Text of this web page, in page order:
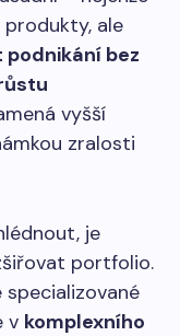
ale
bez
vyšší
zralosti
je
portfolio.
specializované
v komplexního